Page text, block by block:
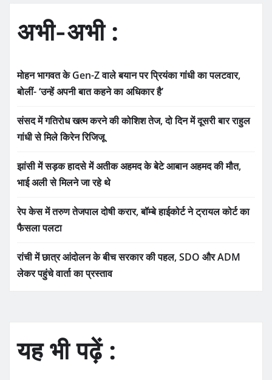
अभी-अभी :
मोहन भागवत के Gen-Z वाले बयान पर प्रियंका गांधी का पलटवार,
बोलीं- ‘उन्हें अपनी बात कहने का अधिकार है’
संसद में गतिरोध खत्म करने की कोशिश तेज, दो दिन में दूसरी बार राहुल
गांधी से मिले किरेन रिजिजू
झांसी में सड़क हादसे में अतीक अहमद के बेटे आबान अहमद की मौत,
भाई अली से मिलने जा रहे थे
रेप केस में तरुण तेजपाल दोषी करार, बॉम्बे हाईकोर्ट ने ट्रायल कोर्ट का
फैसला पलटा
रांची में छात्र आंदोलन के बीच सरकार की पहल, SDO और ADM
लेकर पहुंचे वार्ता का प्रस्ताव
यह भी पढ़ें :